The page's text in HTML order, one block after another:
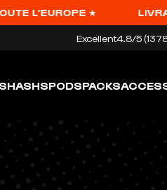
★ LIVRAISON 24/48H
Excellent4.8/5
HASHSPODSPACKS